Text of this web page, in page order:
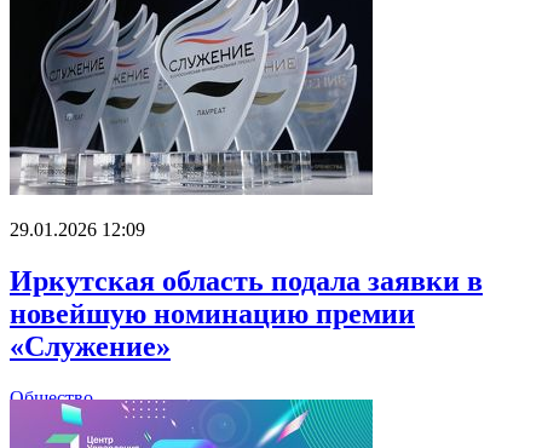
29.01.2026 12:09
Иркутская область подала заявки в
новейшую номинацию премии
«Служение»
Общество